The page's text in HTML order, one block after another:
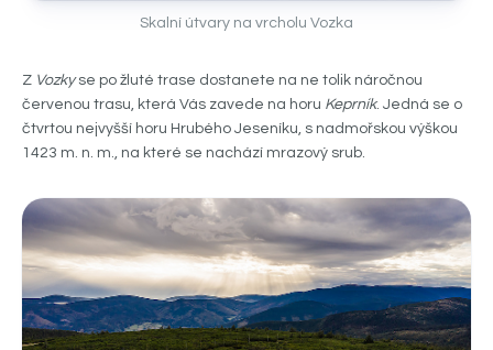
Skalní útvary na vrcholu Vozka
Z Vozkyse po žluté trase dostanete na ne tolik náročnou
červenou trasu, která Vás zavede na horu Keprník. Jedná se o
čtvrtou nejvyšší horu Hrubého Jeseníku, s nadmořskou výškou
1423 m. n. m., na které se nachází mrazový srub.